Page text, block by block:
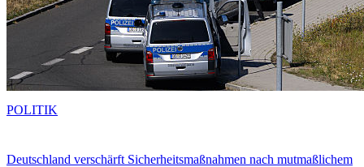
Deutschland verschärft Sicherheitsmaßnahmen nach mutmaßlichem
POLITIK